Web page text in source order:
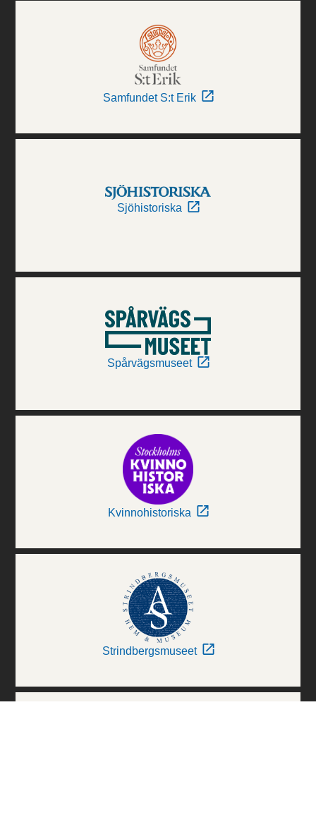
Samfundet S:t Erik
Sjöhistoriska
Spårvägsmuseet
Kvinnohistoriska
Strindbergsmuseet